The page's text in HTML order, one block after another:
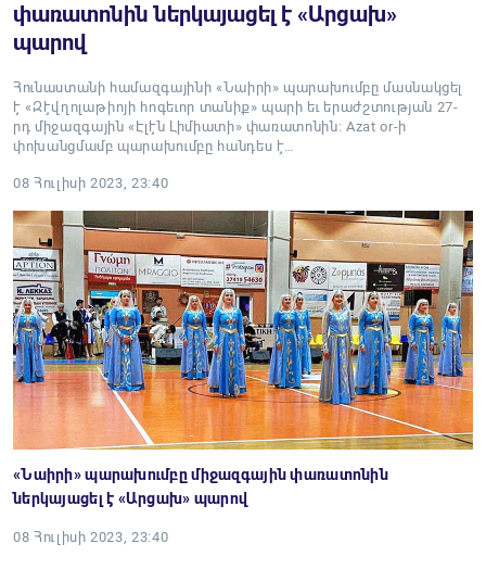
փառատոնին ներկայացել է «Ար­ցախ»
պարով
Հունաստանի հա­մազ­գա­յի­նի «­Նա­ի­րի» պա­րա­խում­բը մասնակցել
է «­Զէվ­ղո­լա­թիո­յի հո­գե­ւոր տա­նիք» պա­րի եւ ե­րաժշ­տու­թյան 27-
րդ ­մի­ջազ­գա­յին «Է­լէն ­Լի­միա­տի» փա­ռա­տո­նին­։ Azat or-ի
փոխանցմամբ պարախումբը հանդես է…
08 Հուլիսի 2023, 23:40
«­Նա­իրի» պա­րա­խում­բը միջազգային փառատոնին
ներկայացել է «Ար­ցախ» պարով
08 Հուլիսի 2023, 23:40